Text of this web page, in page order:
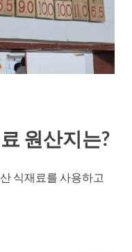
원산지는?
식재료를 사용하고